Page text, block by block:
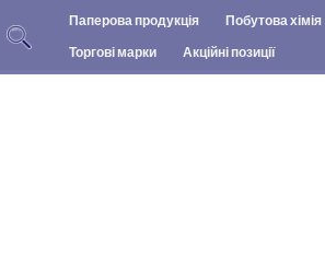
Паперова продукція Побутова хімія
Торгові марки
Акційні позиції